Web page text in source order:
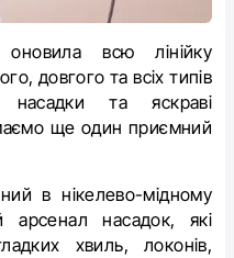
всю лінійку
довгого та всіх типів
та яскраві
ще один приємний
в нікелево-мідному
насадок, які
хвиль, локонів,